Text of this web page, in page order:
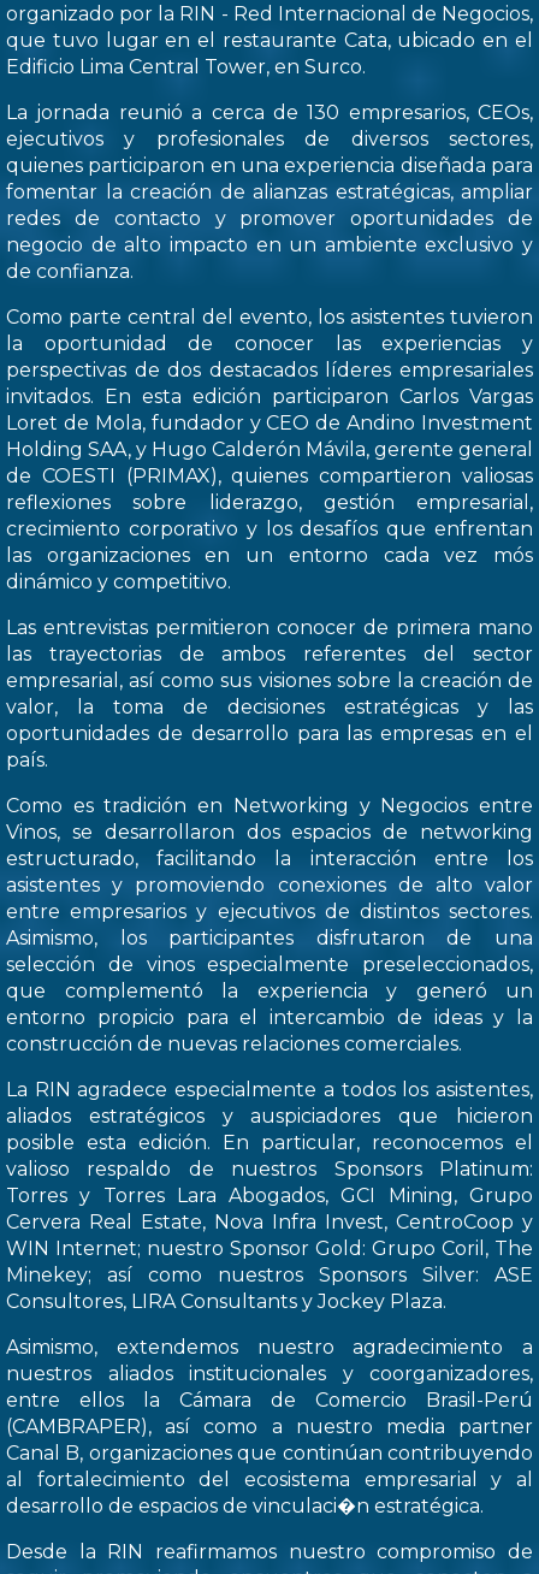
organizado por la RIN - Red Internacional de Negocios,
que tuvo lugar en el restaurante Cata, ubicado en el
Edificio Lima Central Tower, en Surco.
La jornada reunió a cerca de 130 empresarios, CEOs,
ejecutivos y profesionales de diversos sectores,
quienes participaron en una experiencia diseñada para
fomentar la creación de alianzas estratégicas, ampliar
redes de contacto y promover oportunidades de
negocio de alto impacto en un ambiente exclusivo y
de confianza.
Como parte central del evento, los asistentes tuvieron
la oportunidad de conocer las experiencias y
perspectivas de dos destacados líderes empresariales
invitados. En esta edición participaron Carlos Vargas
Loret de Mola, fundador y CEO de Andino Investment
Holding SAA, y Hugo Calderón Mávila, gerente general
de COESTI (PRIMAX), quienes compartieron valiosas
reflexiones sobre liderazgo, gestión empresarial,
crecimiento corporativo y los desafíos que enfrentan
las organizaciones en un entorno cada vez mós
dinámico y competitivo.
Las entrevistas permitieron conocer de primera mano
las trayectorias de ambos referentes del sector
empresarial, así como sus visiones sobre la creación de
valor, la toma de decisiones estratégicas y las
oportunidades de desarrollo para las empresas en el
país.
Como es tradición en Networking y Negocios entre
Vinos, se desarrollaron dos espacios de networking
estructurado, facilitando la interacción entre los
asistentes y promoviendo conexiones de alto valor
entre empresarios y ejecutivos de distintos sectores.
Asimismo, los participantes disfrutaron de una
selección de vinos especialmente preseleccionados,
que complementó la experiencia y generó un
entorno propicio para el intercambio de ideas y la
construcción de nuevas relaciones comerciales.
La RIN agradece especialmente a todos los asistentes,
aliados estratégicos y auspiciadores que hicieron
posible esta edición. En particular, reconocemos el
valioso respaldo de nuestros Sponsors Platinum:
Torres y Torres Lara Abogados, GCI Mining, Grupo
Cervera Real Estate, Nova Infra Invest, CentroCoop y
WIN Internet; nuestro Sponsor Gold: Grupo Coril, The
Minekey; así como nuestros Sponsors Silver: ASE
Consultores, LIRA Consultants y Jockey Plaza.
Asimismo, extendemos nuestro agradecimiento a
nuestros aliados institucionales y coorganizadores,
entre ellos la Cámara de Comercio Brasil-Perú
(CAMBRAPER), así como a nuestro media partner
Canal B, organizaciones que continúan contribuyendo
al fortalecimiento del ecosistema empresarial y al
desarrollo de espacios de vinculaci�n estratégica.
Desde la RIN reafirmamos nuestro compromiso de